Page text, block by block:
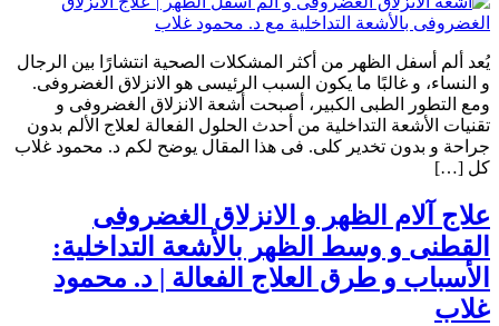
يُعد ألم أسفل الظهر من أكثر المشكلات الصحية انتشارًا بين الرجال
و النساء، و غالبًا ما يكون السبب الرئيسى هو الانزلاق الغضروفى.
ومع التطور الطبى الكبير، أصبحت أشعة الانزلاق الغضروفى و
تقنيات الأشعة التداخلية من أحدث الحلول الفعالة لعلاج الألم بدون
جراحة و بدون تخدير كلى. فى هذا المقال يوضح لكم د. محمود غلاب
كل […]
علاج آلام الظهر و الانزلاق الغضروفى
القطنى و وسط الظهر بالأشعة التداخلية:
الأسباب و طرق العلاج الفعالة | د. محمود
غلاب